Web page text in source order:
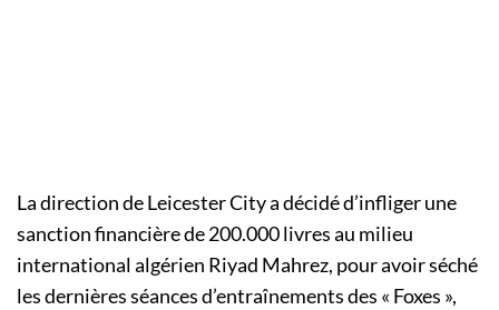
La direction de Leicester City a décidé d’infliger une
sanction financière de 200.000 livres au milieu
international algérien Riyad Mahrez, pour avoir séché
les dernières séances d’entraînements des « Foxes »,